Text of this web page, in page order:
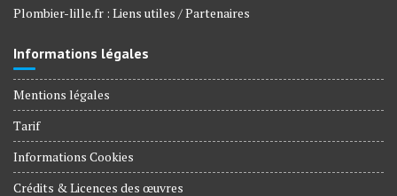
Plombier-lille.fr : Liens utiles / Partenaires
Informations légales
Mentions légales
Tarif
Informations Cookies
Crédits & Licences des œuvres